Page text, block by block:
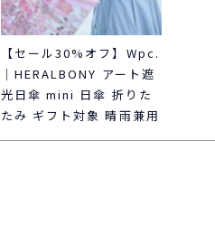
【セール30%オフ】Wpc.
｜HERALBONY アート遮
光日傘 mini 日傘 折りた
たみ ギフト対象 晴雨兼用